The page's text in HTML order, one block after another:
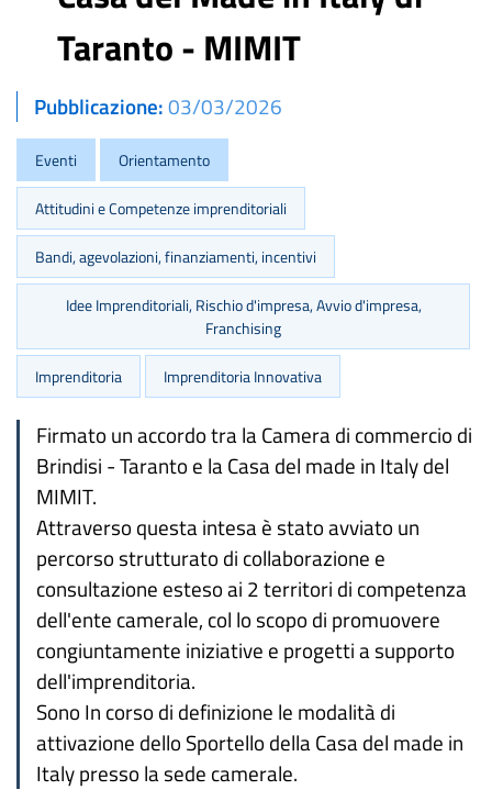
Taranto - MIMIT
Pubblicazione 03/03/2026
Eventi Orientamento
Attitudini e Competenze imprenditoriali
Bandi, agevolazioni, finanziamenti, incentivi
Idee Imprenditoriali, Rischio d'impresa, Avvio d'impresa,
Franchising
Imprenditoria Imprenditoria Innovativa
Firmato un accordo tra la Camera di commercio di
Brindisi - Taranto e la Casa del made in Italy del
MIMIT.
Attraverso questa intesa è stato avviato un
percorso strutturato di collaborazione e
consultazione esteso ai 2 territori di competenza
dell'ente camerale, col lo scopo di promuovere
congiuntamente iniziative e progetti a supporto
dell'imprenditoria.
Sono In corso di definizione le modalità di
attivazione dello Sportello della Casa del made in
Italy presso la sede camerale.